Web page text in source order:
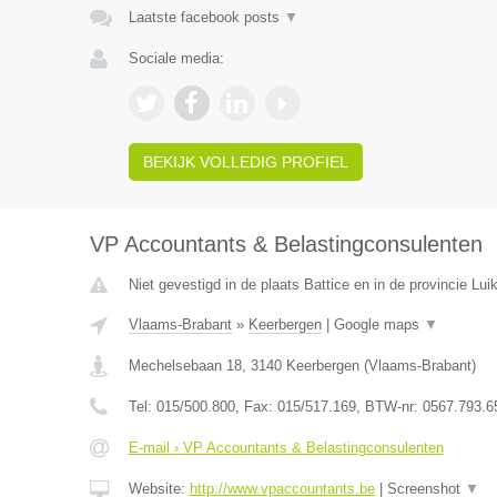
Laatste facebook posts ▼
Sociale media:
BEKIJK VOLLEDIG PROFIEL
VP Accountants & Belastingconsulenten
Niet gevestigd in de plaats Battice en in de provincie
Vlaams-Brabant» Keerbergen| Google maps ▼
Mechelsebaan 18, 3140 Keerbergen(Vlaams-Brabant)
Tel: 015/500.800, Fax: 015/517.169, BTW-nr:
E-mail › VP Accountants & Belastingconsulenten
Website: http://www.vpaccountants.be| Screenshot ▼